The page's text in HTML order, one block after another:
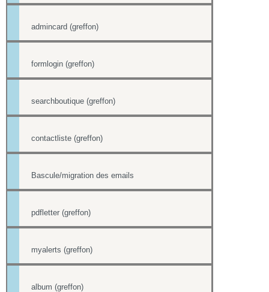
admincard (greffon)
formlogin (greffon)
searchboutique (greffon)
contactliste (greffon)
Bascule/migration des emails
pdfletter (greffon)
myalerts (greffon)
album (greffon)